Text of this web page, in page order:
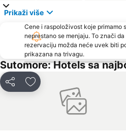
Miami Beach
Kamenovo
Kraljičina plaža
Petrovacka Obala
Drobni pijesak
Stari Grad
Prikaži više
Cene i raspoloživost koje primamo
neprestano se menjaju. To znači
rezervaciju možda neće uvek biti
prikazana na trivagu.
Sutomore: Hotels sa
Deli Dodati u favorite